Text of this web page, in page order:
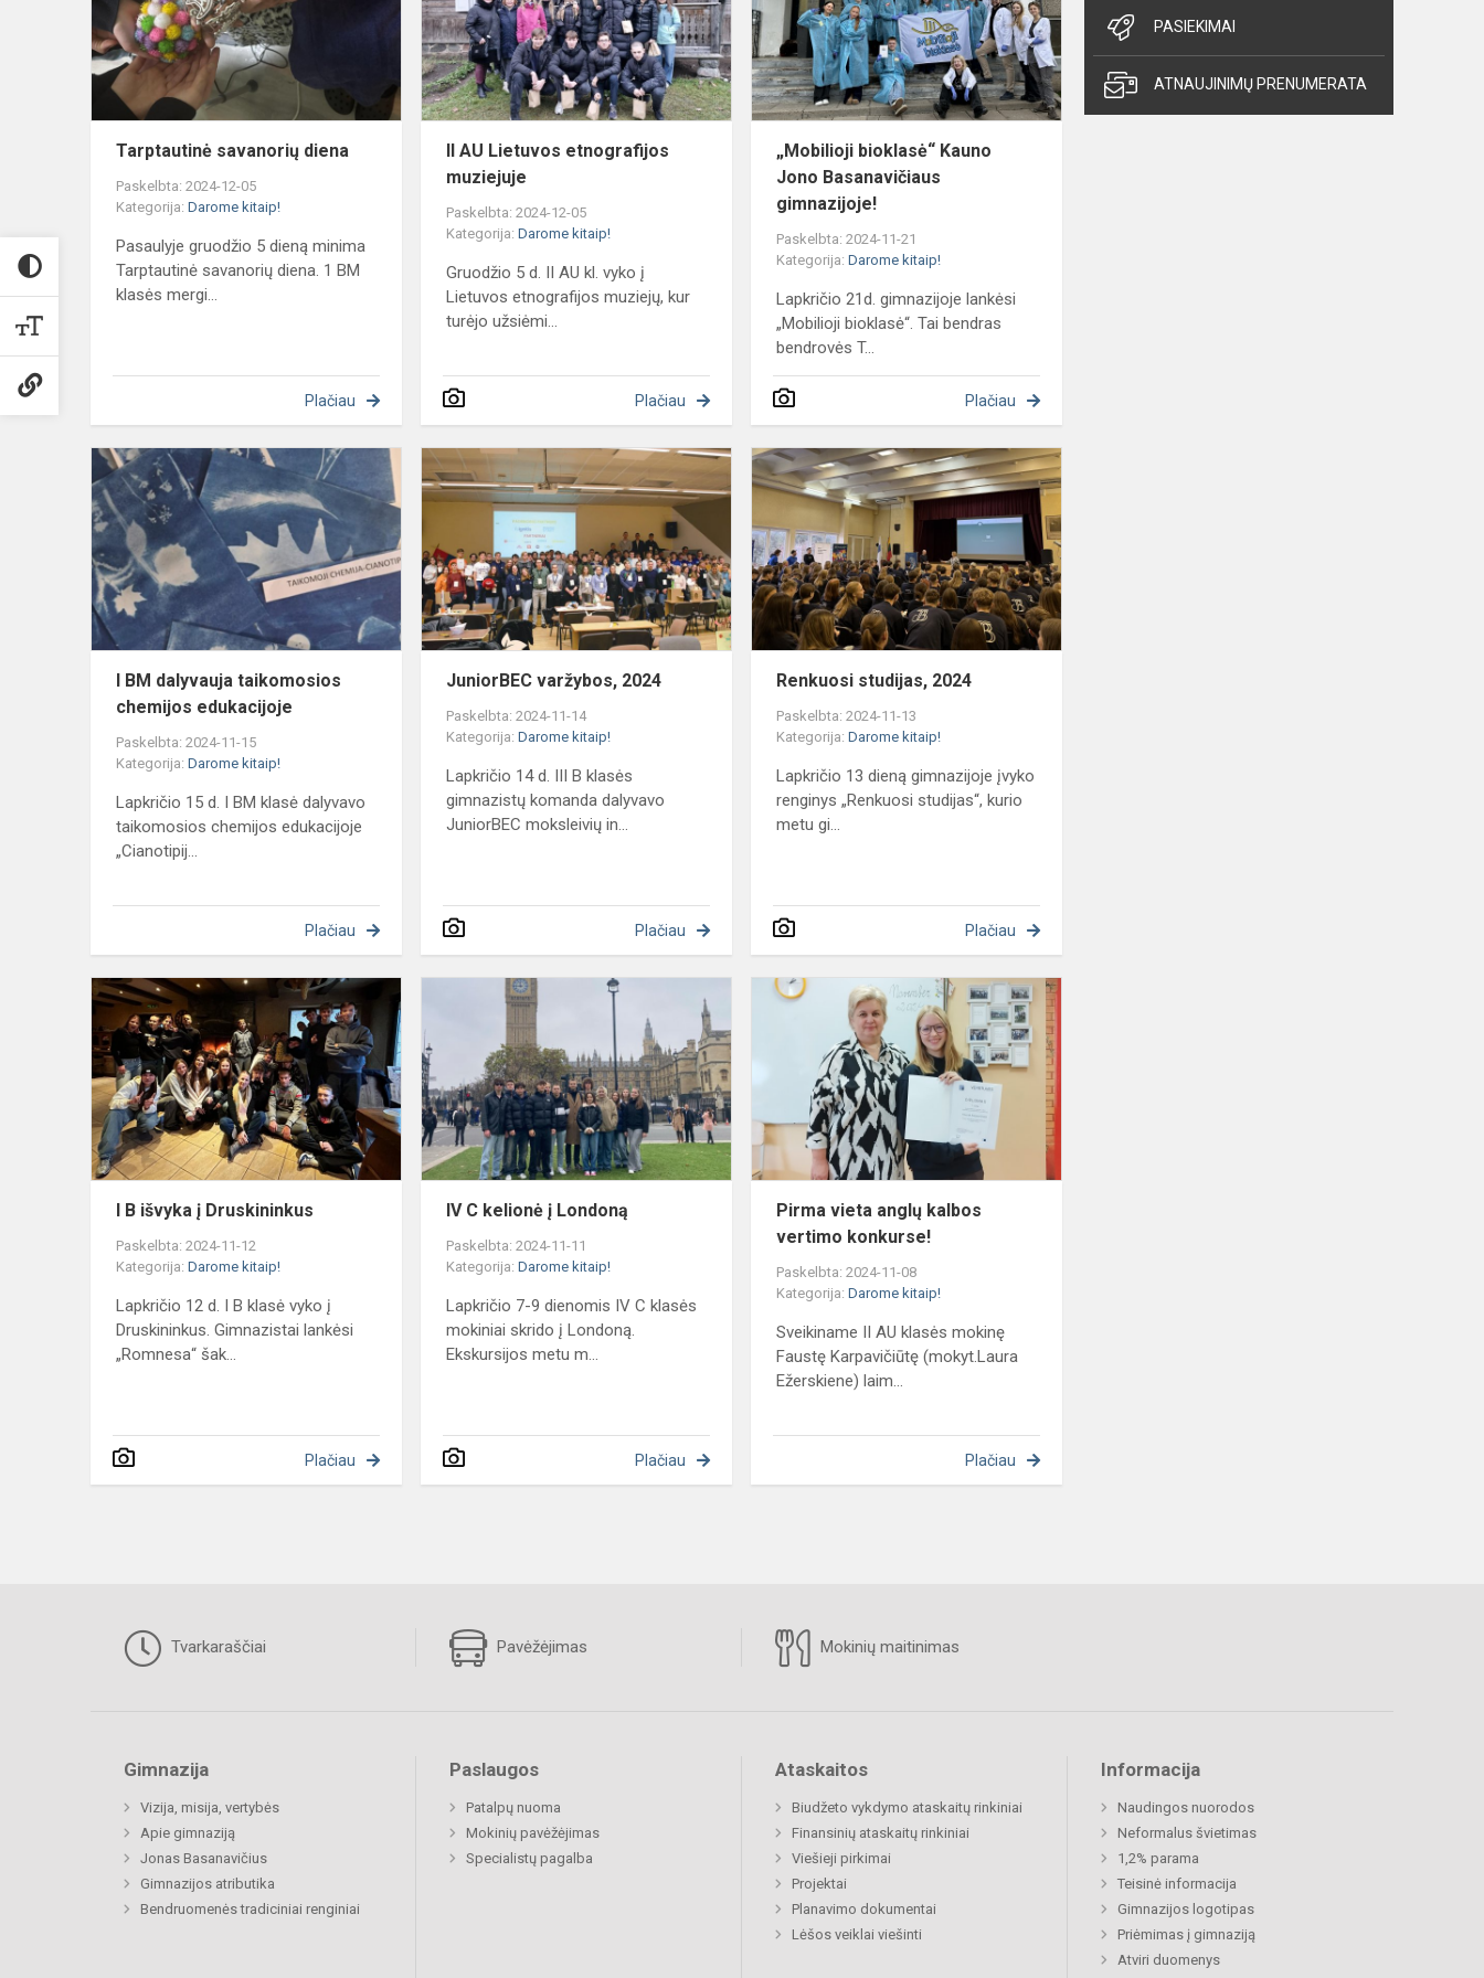
Tarptautinė savanorių diena
Paskelbta: 2024-12-05
Kategorija: Darome kitaip!
Pasaulyje gruodžio 5 dieną minima
Tarptautinė savanorių diena. 1 BM
klasės mergi...
Plačiau
etnografijos
muziejuje
II AU Lietuvos etnografijos
muziejuje
Paskelbta: 2024-12-05
Kategorija:Darome kitaip!
Gruodžio 5 d. II AU kl. vyko į
Lietuvos etnografijos muziejų, kur
turėjo užsiėmi...
Plačiau
Jono
Basanavičiaus
gimnazijoje!
„Mobilioji bioklasė“ Kauno
Jono Basanavičiaus
gimnazijoje!
Paskelbta: 2024-11-21
Kategorija:Darome kitaip!
Lapkričio 21d. gimnazijoje lankėsi
„Mobilioji bioklasė“. Tai bendras
bendrovės T...
Plačiau
BM
dalyvauja
taikomosios
chemijos
edukacijoje
I BM dalyvauja taikomosios
chemijos edukacijoje
Paskelbta: 2024-11-15
Kategorija: Darome kitaip!
Lapkričio 15 d. I BM klasė dalyvavo
taikomosios chemijos edukacijoje
„Cianotipij...
Plačiau
JuniorBEC
varžybos,
JuniorBEC varžybos, 2024
Paskelbta: 2024-11-14
Kategorija:Darome kitaip!
Lapkričio 14 d. III B klasės
gimnazistų komanda dalyvavo
JuniorBEC moksleivių in...
Plačiau
Renkuosi
studijas,
2024
Renkuosi studijas, 2024
Paskelbta: 2024-11-13
Kategorija:Darome kitaip!
Lapkričio 13 dieną gimnazijoje įvyko
renginys „Renkuosi studijas“, kurio
metu gi...
Plačiau
B
išvyka
į
Druskininkus
I B išvyka į Druskininkus
Paskelbta: 2024-11-12
Kategorija: Darome kitaip!
Lapkričio 12 d. I B klasė vyko į
Druskininkus. Gimnazistai lankėsi
„Romnesa“ šak...
Plačiau
kelionė
į
Londoną
IV C kelionė į Londoną
Paskelbta: 2024-11-11
Kategorija:Darome kitaip!
Lapkričio 7-9 dienomis IV C klasės
mokiniai skrido į Londoną.
Ekskursijos metu m...
Plačiau
Pirma vieta anglų kalbos
vertimo konkurse!
Paskelbta: 2024-11-08
Kategorija:Darome kitaip!
Sveikiname II AU klasės mokinę
Faustę Karpavičiūtę (mokyt.Laura
Ežerskiene) laim...
Plačiau
PASIEKIMAI
ATNAUJINIMŲ PRENUMERATA
Tvarkaraščiai Pavėžėjimas Mokinių maitinimas
Gimnazija
Vizija, misija, vertybės
Apie gimnaziją
Jonas Basanavičius
Gimnazijos atributika
Bendruomenės tradiciniai renginiai
Paslaugos
Patalpų nuoma
Mokinių pavėžėjimas
Specialistų pagalba
Ataskaitos
Biudžeto vykdymo ataskaitų rinkiniai
Finansinių ataskaitų rinkiniai
Viešieji pirkimai
Projektai
Planavimo dokumentai
Lėšos veiklai viešinti
Informacija
Naudingos nuorodos
Neformalus švietimas
1,2% parama
Teisinė informacija
Gimnazijos logotipas
Priėmimas į gimnaziją
Atviri duomenys